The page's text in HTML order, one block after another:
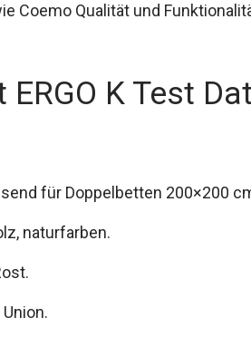
Coemo Qualität und
K Test
für Doppelbetten 200×200
naturfarben.